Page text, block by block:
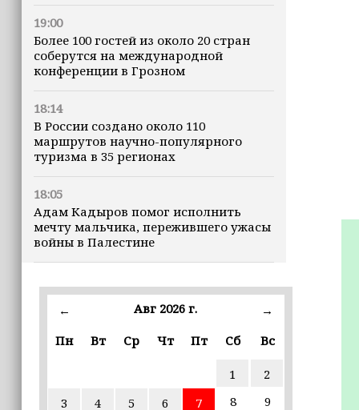
19:00
Более 100 гостей из около 20 стран
соберутся на международной
конференции в Грозном
18:14
В России создано около 110
маршрутов научно-популярного
туризма в 35 регионах
18:05
Адам Кадыров помог исполнить
мечту мальчика, пережившего ужасы
войны в Палестине
Математику, биологию, химию и
физику начнут изучать через призму
Производители Чечни представят
локальные гастробренды на
← Авг 2026 г.
→
Пн
Вт Ср Чт Пт Сб Вс
1
2
3
4 5 6 7 8
9